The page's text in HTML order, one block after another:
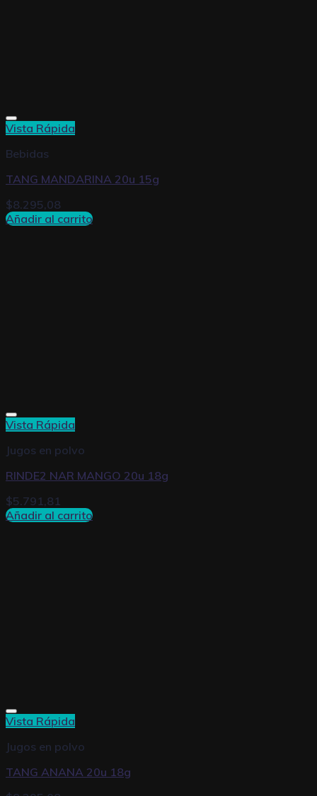
Vista Rápida
Bebidas
TANG MANDARINA 20u 15g
$8.295,08
Añadir al carrito
Vista Rápida
Jugos en polvo
RINDE2 NAR MANGO 20u 18g
$5.791,81
Añadir al carrito
Vista Rápida
Jugos en polvo
TANG ANANA 20u 18g